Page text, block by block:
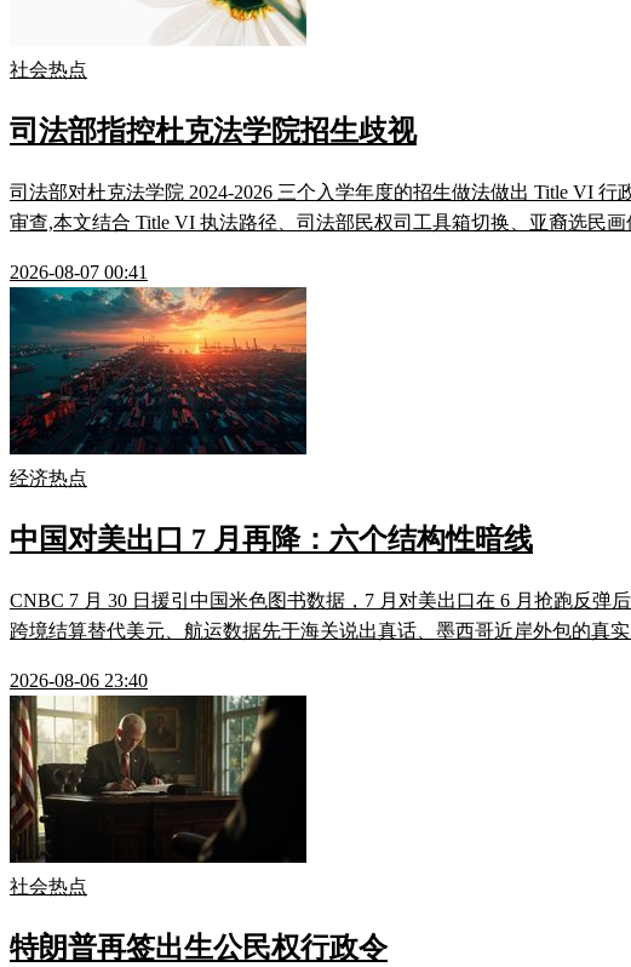
社会热点
司法部指控杜克法学院招生歧视
司法部对杜克法学院 2024-2026 三个入学年度的招生做法做出 Title VI
审查,本文结合 Title VI 执法路径、司法部民权司工具箱切换、亚裔选民画
2026-08-07 00:41
经济热点
中国对美出口 7 月再降：六个结构性暗线
CNBC 7 月 30 日援引中国米色图书数据，7 月对美出口在 6 月抢跑反
跨境结算替代美元、航运数据先于海关说出真话、墨西哥近岸外包的真
2026-08-06 23:40
社会热点
特朗普再签出生公民权行政令